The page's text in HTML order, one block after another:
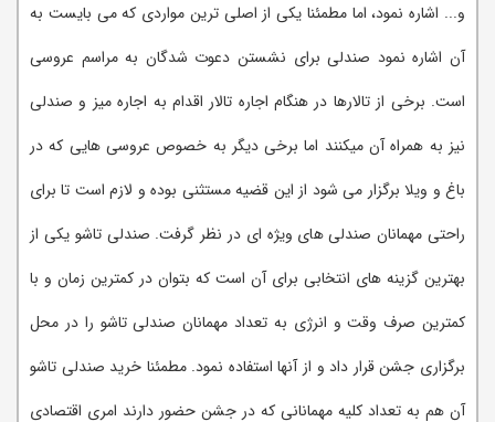
و... اشاره نمود، اما مطمئنا یکی از اصلی ترین مواردی که می بایست به
آن اشاره نمود صندلی برای نشستن دعوت شدگان به مراسم عروسی
است. برخی از تالارها در هنگام اجاره تالار اقدام به اجاره میز و صندلی
نیز به همراه آن میکنند اما برخی دیگر به خصوص عروسی هایی که در
باغ و ویلا برگزار می شود از این قضیه مستثنی بوده و لازم است تا برای
راحتی مهمانان صندلی های ویژه ای در نظر گرفت. صندلی تاشو یکی از
بهترین گزینه های انتخابی برای آن است که بتوان در کمترین زمان و با
کمترین صرف وقت و انرژی به تعداد مهمانان صندلی تاشو را در محل
برگزاری جشن قرار داد و از آنها استفاده نمود. مطمئنا خرید صندلی تاشو
آن هم به تعداد کلیه مهمانانی که در جشن حضور دارند امری اقتصادی